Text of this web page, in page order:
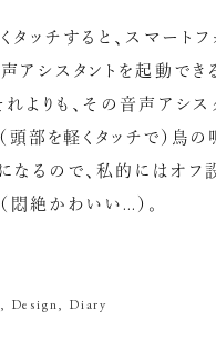
タッチすると、スマートフ
アシスタントを起動でき
れよりも、その音声アシス
頭部を軽くタッチで）鳥の
なるので、私的にはオフ
悶絶かわいい…）。
, Design, Diary